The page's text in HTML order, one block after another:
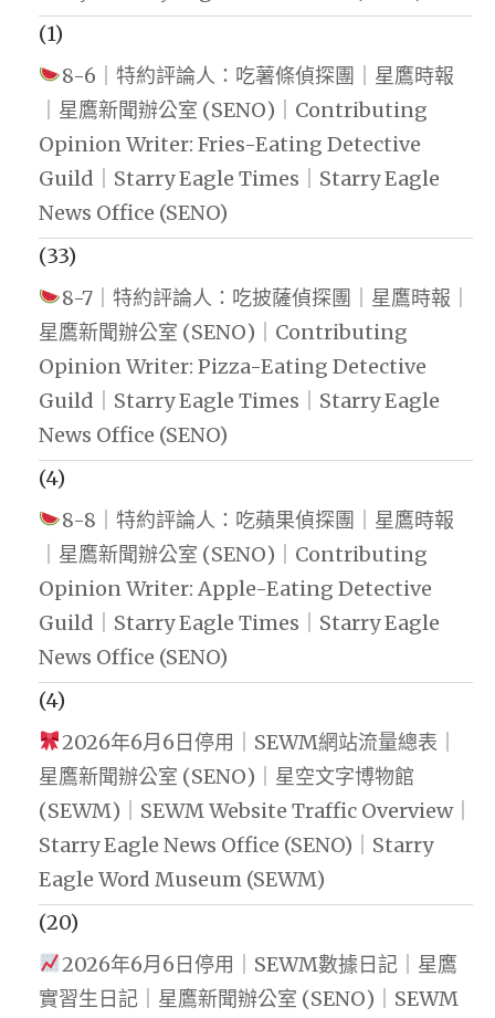
(1)
8-6｜特約評論人：吃薯條偵探團｜星鷹時報
｜星鷹新聞辦公室 (SENO)｜Contributing
Opinion Writer: Fries-Eating Detective
Guild｜Starry Eagle Times｜Starry Eagle
News Office (SENO)
(33)
8-7｜特約評論人：吃披薩偵探團｜星鷹時報｜
星鷹新聞辦公室 (SENO)｜Contributing
Opinion Writer: Pizza-Eating Detective
Guild｜Starry Eagle Times｜Starry Eagle
News Office (SENO)
(4)
8-8｜特約評論人：吃蘋果偵探團｜星鷹時報
｜星鷹新聞辦公室 (SENO)｜Contributing
Opinion Writer: Apple-Eating Detective
Guild｜Starry Eagle Times｜Starry Eagle
News Office (SENO)
(4)
2026年6月6日停用｜SEWM網站流量總表｜
星鷹新聞辦公室 (SENO)｜星空文字博物館
(SEWM)｜SEWM Website Traffic Overview｜
Starry Eagle News Office (SENO)｜Starry
Eagle Word Museum (SEWM)
(20)
2026年6月6日停用｜SEWM數據日記｜星鷹
實習生日記｜星鷹新聞辦公室 (SENO)｜SEWM